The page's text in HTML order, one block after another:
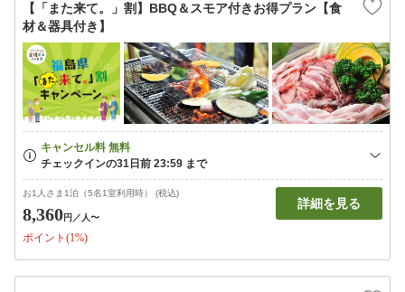
【「また来て。」割】BBQ＆スモア付きお得プラン【食
材＆器具付き】
お1人さま1泊（5名1室利用時） (税込)
8,360円 ／人〜
ポイント(1%)
詳細を見る